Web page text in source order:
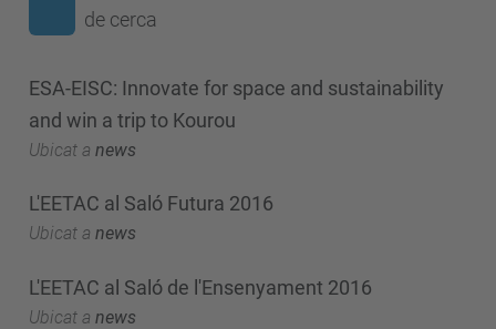
de cerca
ESA-EISC: Innovate for space and sustainability
and win a trip to Kourou
Ubicat a news
L'EETAC al Saló Futura 2016
Ubicat a news
L'EETAC al Saló de l'Ensenyament 2016
Ubicat a news